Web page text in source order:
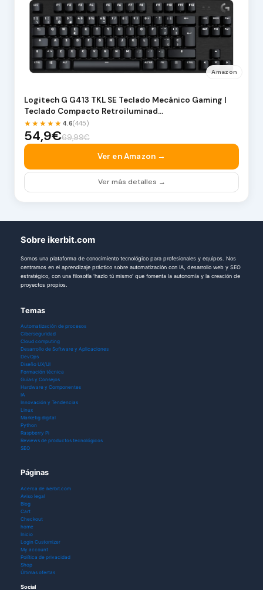
Amazon
Logitech G G413 TKL SE Teclado Mecánico Gaming |
Teclado Compacto Retroiluminad…
★★★★★ 4.6(445)
54,9€69,99€
Ver en Amazon →
Ver más detalles →
Sobre ikerbit.com
Somos una plataforma de conocimiento tecnológico para profesionales y equipos. Nos
centramos en el aprendizaje práctico sobre automatización con IA, desarrollo web y SEO
estratégico, con una filosofía 'hazlo tú mismo' que fomenta la autonomía y la creación de
proyectos propios.
Temas
Automatización de procesos
Ciberseguridad
Cloud computing
Desarrollo de Software y Aplicaciones
DevOps
Diseño UX/UI
Formación técnica
Guías y Consejos
Hardware y Componentes
IA
Innovación y Tendencias
Linux
Marketig digital
Python
Raspberry Pi
Reviews de productos tecnológicos
SEO
Páginas
Acerca de ikerbit.com
Aviso legal
Blog
Cart
Checkout
home
Inicio
Login Customizer
My account
Política de privacidad
Shop
Últimas ofertas
Social